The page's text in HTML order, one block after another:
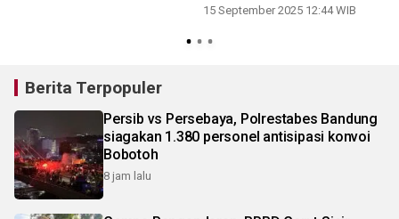
15 September 2025 12:44 WIB
Berita Terpopuler
Persib vs Persebaya, Polrestabes Bandung
siagakan 1.380 personel antisipasi konvoi
Bobotoh
8 jam lalu